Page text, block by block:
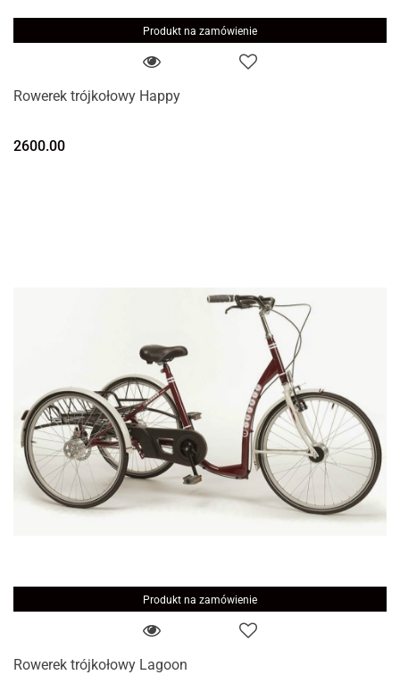
Produkt na zamówienie
Rowerek trójkołowy Happy
2600.00
Produkt na zamówienie
Rowerek trójkołowy Lagoon